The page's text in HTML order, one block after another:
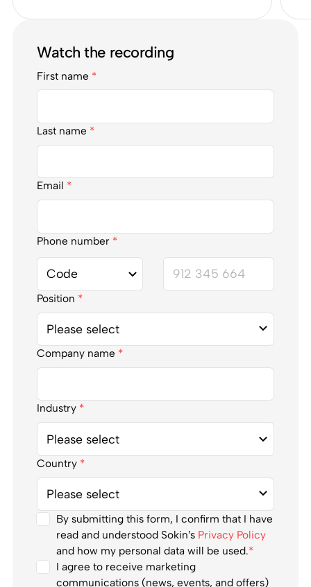
Watch the recording
First name *
Last name *
Email *
Phone number *
Position *
Company name *
Industry *
Country *
By submitting this form, I confirm that I have
read and understood Sokin’s Privacy Policy
and how my personal data will be used.*
I agree to receive marketing
communications (news, events, and offers)